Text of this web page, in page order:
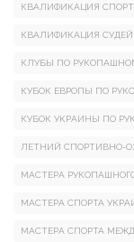
КВАЛИФИКАЦИЯ
КВАЛИФИКАЦИЯ
КЛУБЫ ПО
КУБОК ЕВРОПЫ ПО
КУБОК УКРАИНЫ ПО
ЛЕТНИЙ СПОРТИВНО-
МАСТЕРА
МАСТЕРА СПОРТА
МАСТЕРА СПОРТА